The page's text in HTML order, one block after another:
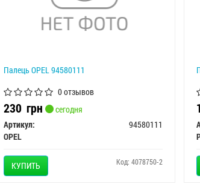
Палець OPEL 94580111
0 отзывов
230грн
сегодня
Артикул:
94580111
OPEL
КУПИТЬ Код: 4078750-2